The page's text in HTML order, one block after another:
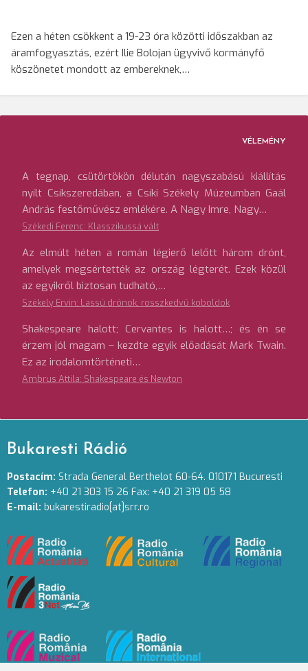
Ezen a héten csökkent a 19-23 óra közötti időszakban az
áramfogyasztás, ezért Ilie Bolojan ügyvivő kormányfő
köszönetet mondott az embereknek,…
VÉLEMÉNY
A tegnap, csütörtökön délután nagyszabású kiállítás
nyílt Csíkszeredában, a Csíki Székely Múzeumban Gaál
András festőművész emlékére. A Nagy Imre, Nagy…
Székedi Ferenc: Klasszikussá vált
Az elmúlt héten a román légierő lelőtt három drónt,
amelyek megsértették az ország légterét. Ezek közül
az egyikről biztosan tudható,…
Székely Ervin: Lassú drónok, rosszkedvű koboldok
Shakespeare halott; Cervantes is halott…; és én se
érzem jól magam – kezdte egyik előadását Mark Twain.
Ez az irodalomtörténeti…
Ambrus Attila: Shakespeare és Newton
Bukaresti Rádió
Postacím: Strada General Berthelot 60-64. 010171 Bucuresti
Telefon: +40 21 303 15 26 Fax: +40 21 319 05 58
E-mail: bukarestiradio[at]srr.ro